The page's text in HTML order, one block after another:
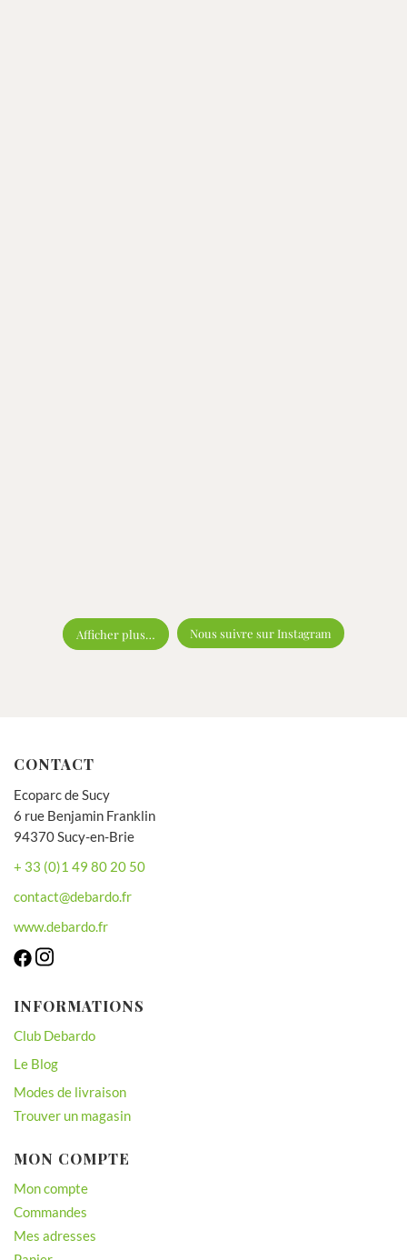
Afficher plus… Nous suivre sur Instagram
CONTACT
Ecoparc de Sucy
6 rue Benjamin Franklin
94370 Sucy-en-Brie
+ 33 (0)1 49 80 20 50
contact@debardo.fr
www.debardo.fr
INFORMATIONS
Club Debardo
Le Blog
Modes de livraison
Trouver un magasin
MON COMPTE
Mon compte
Commandes
Mes adresses